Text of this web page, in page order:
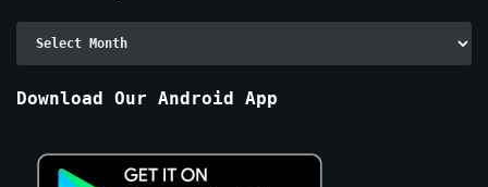
Archive
Download Our Android App